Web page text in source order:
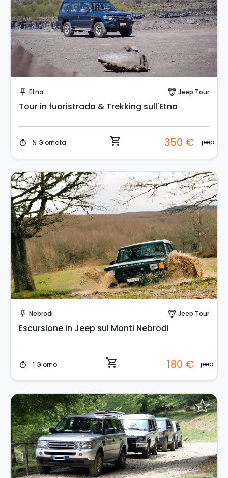
push_pin Etna paragliding Jeep Tour
Tour in fuoristrada & Trekking sull'Etna
timer ½ Giornata shopping_cart 350 € jeep
push_pin Nebrodi paragliding Jeep Tour
Escursione in Jeep sui Monti Nebrodi
timer 1 Giorno shopping_cart 180 € jeep